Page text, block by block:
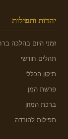
יהדות ותפילות
זמני היום בהלכה
תהלים חודשי
תיקון הכללי
פרשת המן
ברכת המזון
תפילות להורדה